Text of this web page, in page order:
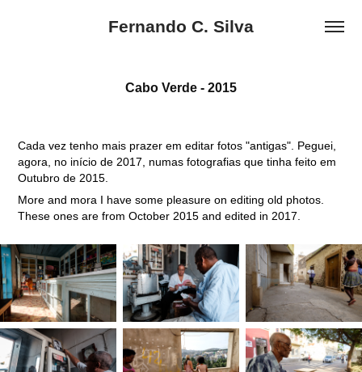
Fernando C. Silva
Cabo Verde - 2015
Cada vez tenho mais prazer em editar fotos "antigas". Peguei,
agora, no início de 2017, numas fotografias que tinha feito em
Outubro de 2015.
More and mora I have some pleasure on editing old photos.
These ones are from October 2015 and edited in 2017.